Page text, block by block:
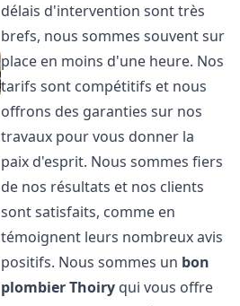
délais d'intervention sont très
brefs, nous sommes souvent sur
place en moins d'une heure. Nos
tarifs sont compétitifs et nous
offrons des garanties sur nos
travaux pour vous donner la
paix d'esprit. Nous sommes fiers
de nos résultats et nos clients
sont satisfaits, comme en
témoignent leurs nombreux avis
positifs. Nous sommes un bon
plombierThoiry qui vous offre